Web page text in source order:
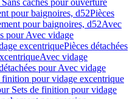
caches pour ouverture
pour baignoires, d52Pièces
pour baignoires, d52Avec
pour Avec vidage
excentriquePièces détachées
Avec vidage
pour Avec vidage
finition pour vidage excentrique
Sets de finition pour vidage